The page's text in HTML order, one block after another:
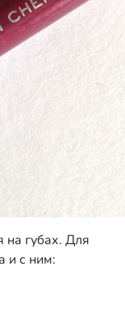
на губах. Для
и с ним: